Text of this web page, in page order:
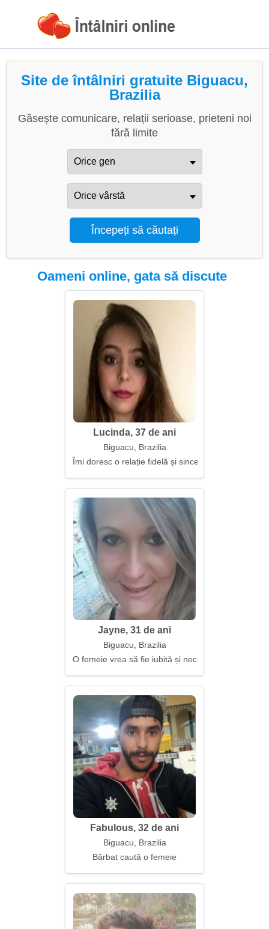
Site de întâlniri gratuite Biguacu,
Brazilia
Găsește comunicare, relații serioase, prieteni noi
fără limite
Oameni online, gata să discute
Lucinda, 37 de ani
Biguacu, Brazilia
Îmi doresc o relație fidelă și sinceră
Jayne, 31 de ani
Biguacu, Brazilia
O femeie vrea să fie iubită și necesară
Fabulous, 32 de ani
Biguacu, Brazilia
Bărbat caută o femeie